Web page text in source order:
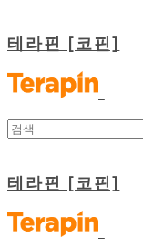
테라핀 [코핀]
테라핀 [코핀]